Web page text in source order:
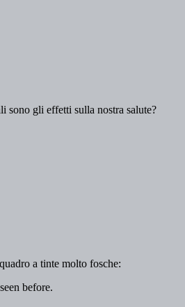
sono gli effetti sulla nostra salute?
a tinte molto fosche:
before.